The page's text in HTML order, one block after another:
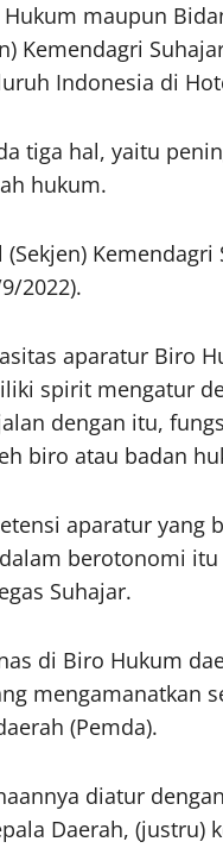
maupun
Kemendagri
Indonesia di
tiga hal, yaitu
hukum.
2022).
aparatur Biro
spirit mengatur
dengan itu,
biro atau badan
aparatur yang
berotonomi
Suhajar.
di Biro Hukum
mengamanatkan
(Pemda).
diatur
Daerah,